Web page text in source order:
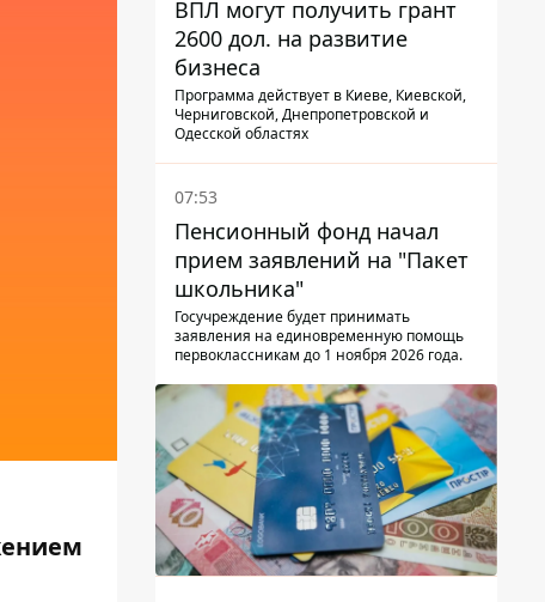
ВПЛ могут получить грант
2600 дол. на развитие
бизнеса
Программа действует в Киеве, Киевской,
Черниговской, Днепропетровской и
Одесской областях
07:53
Пенсионный фонд начал
прием заявлений на "Пакет
школьника"
Госучреждение будет принимать
заявления на единовременную помощь
первоклассникам до 1 ноября 2026 года.